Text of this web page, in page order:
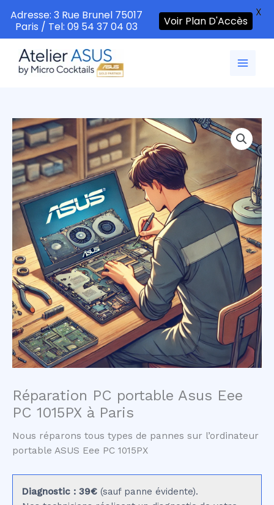
contenu
Réparation PC portable Asus Eee
PC 1015PX à Paris
Nous réparons tous types de pannes sur l’ordinateur
portable ASUS Eee PC 1015PX
Diagnostic : 39€ (sauf panne évidente).
Adresse: 3 Rue Brunel 75017
Paris / Tel: 09 54 37 04 03
Voir Plan D'Accès
X